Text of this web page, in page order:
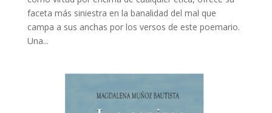
faceta más siniestra en la banalidad del mal que
campa a sus anchas por los versos de este poemario.
Una...